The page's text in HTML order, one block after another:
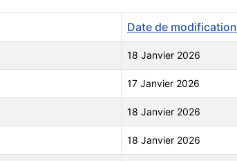
Date de modification
18 Janvier 2026
17 Janvier 2026
18 Janvier 2026
18 Janvier 2026